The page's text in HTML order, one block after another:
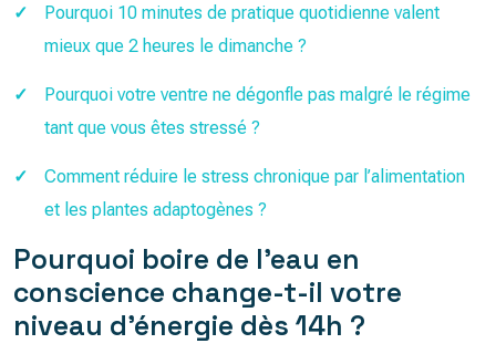
Pourquoi 10 minutes de pratique quotidienne valent
mieux que 2 heures le dimanche ?
Pourquoi votre ventre ne dégonfle pas malgré le régime
tant que vous êtes stressé ?
Comment réduire le stress chronique par l’alimentation
et les plantes adaptogènes ?
Pourquoi boire de l’eau en
conscience change-t-il votre
niveau d’énergie dès 14h ?